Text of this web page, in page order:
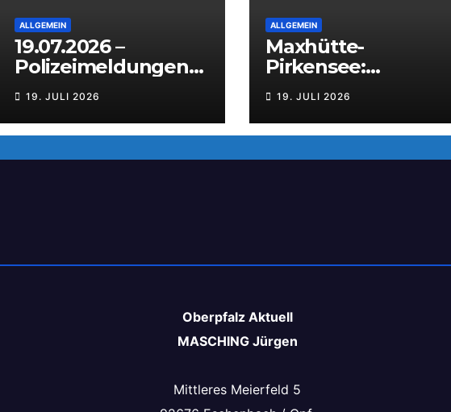
ALLGEMEIN
19.07.2026 –
Polizeimeldungen
aus Weiden
19. JULI 2026
ALLGEMEIN
Maxhütte-
Pirkensee:
Auseinandersetzun
g beim Parkfest
19. JULI 2026
Oberpfalz Aktuell
MASCHING Jürgen
Mittleres Meierfeld 5